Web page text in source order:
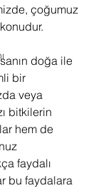
çoğumuz
doğa ile
bir
veya
bitkilerin
hem de
faydalı
bu faydalara